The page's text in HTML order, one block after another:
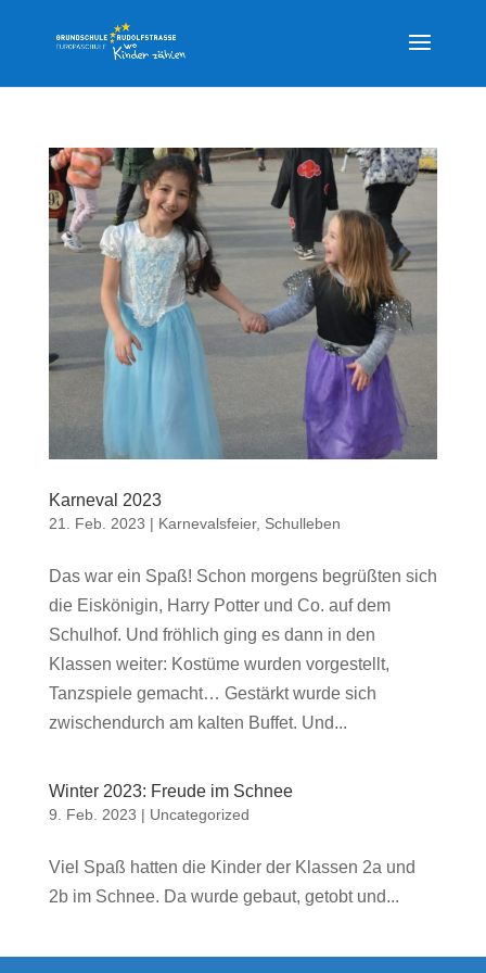
Karneval 2023
21. Feb. 2023 | Karnevalsfeier, Schulleben
Das war ein Spaß! Schon morgens begrüßten sich
die Eiskönigin, Harry Potter und Co. auf dem
Schulhof. Und fröhlich ging es dann in den
Klassen weiter: Kostüme wurden vorgestellt,
Tanzspiele gemacht… Gestärkt wurde sich
zwischendurch am kalten Buffet. Und...
Winter 2023: Freude im Schnee
9. Feb. 2023 | Uncategorized
Viel Spaß hatten die Kinder der Klassen 2a und
2b im Schnee. Da wurde gebaut, getobt und...